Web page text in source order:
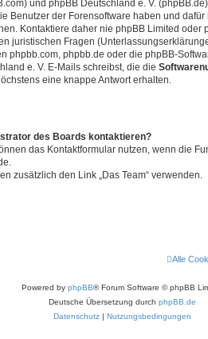
und phpBB Deutschland e. V.
Benutzer der Forensoftware haben und
Kontaktiere daher nie phpBB Limited oder
juristischen Fragen
phpbb.com, phpbb.de oder die phpBB-
e. V. E-Mails schreibst, die die
eine knappe Antwort erhalten.
des Boards kontaktieren?
das Kontaktformular nutzen, wenn die
zusätzlich den Link „Das Team“ verwenden.
Alle
Powered by phpBB® Forum Software © phpBB
Deutsche Übersetzung durch phpBB.de
Datenschutz | Nutzungsbedingungen